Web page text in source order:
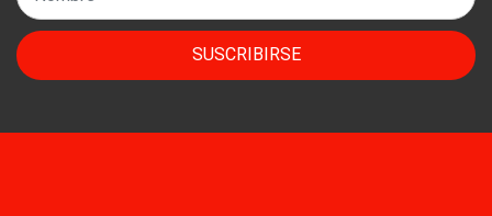
SUSCRIBIRSE